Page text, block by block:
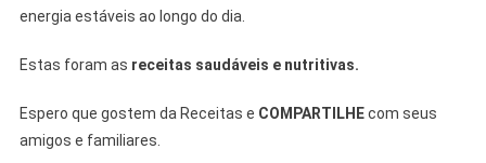
energia estáveis ​​ao longo do dia.
Estas foram as receitas saudáveis e nutritivas.
Espero que gostem da Receitas e COMPARTILHEcom seus
amigos e familiares.